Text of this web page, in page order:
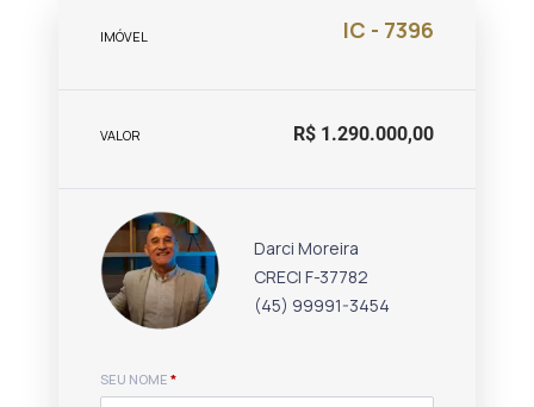
IMÓVEL IC - 7396
VALOR R$ 1.290.000,00
Darci Moreira
CRECI F-37782
(45) 99991-3454
SEU NOME *